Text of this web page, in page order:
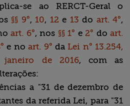
se ao RERCT-Geral o
§§ 9°, 10, 12 e 13 do art. 4°,
art. 6°, nos §§ 1° e 2° do art.
e noart. 9° da Lei n° 13.254,
de 2016, com as
a "31 de dezembro de
da referida Lei, para "31